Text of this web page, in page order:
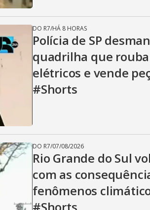
DO R7/HÁ 8 HORAS
Polícia de SP
quadrilha que
elétricos e vende
#Shorts
DO R7/07/08/2026
Rio Grande do Sul
com as
fenômenos